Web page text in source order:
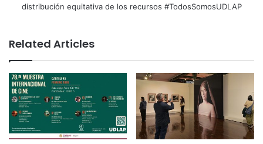
distribución equitativa de los recursos #TodosSomosUDLAP
Related Articles